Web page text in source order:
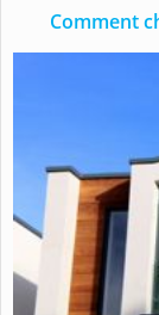
Comment